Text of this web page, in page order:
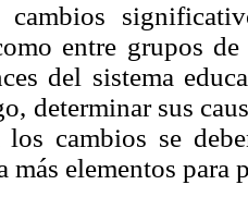
entre grupos
del sistema
determinar sus
cambios se
más elementos